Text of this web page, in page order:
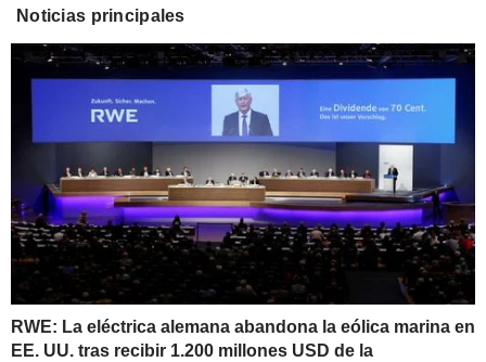
Noticias principales
RWE: La eléctrica alemana abandona la eólica marina en
EE. UU. tras recibir 1.200 millones USD de la